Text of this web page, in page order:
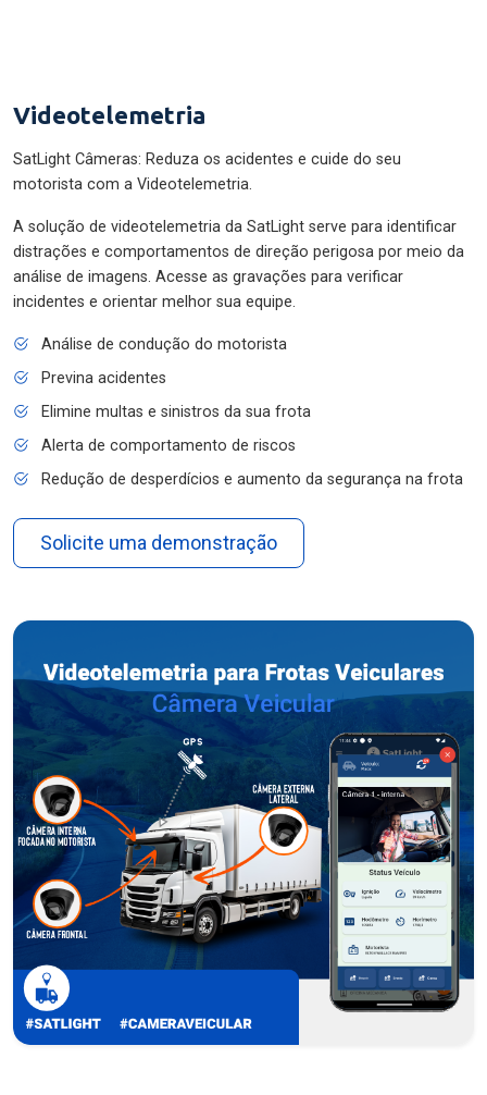
Videotelemetria
SatLight Câmeras: Reduza os acidentes e cuide do seu
motorista com a Videotelemetria.
A solução de videotelemetria da SatLight serve para identificar
distrações e comportamentos de direção perigosa por meio da
análise de imagens. Acesse as gravações para verificar
incidentes e orientar melhor sua equipe.
Análise de condução do motorista
Previna acidentes
Elimine multas e sinistros da sua frota
Alerta de comportamento de riscos
Redução de desperdícios e aumento da segurança na frota
Solicite uma demonstração